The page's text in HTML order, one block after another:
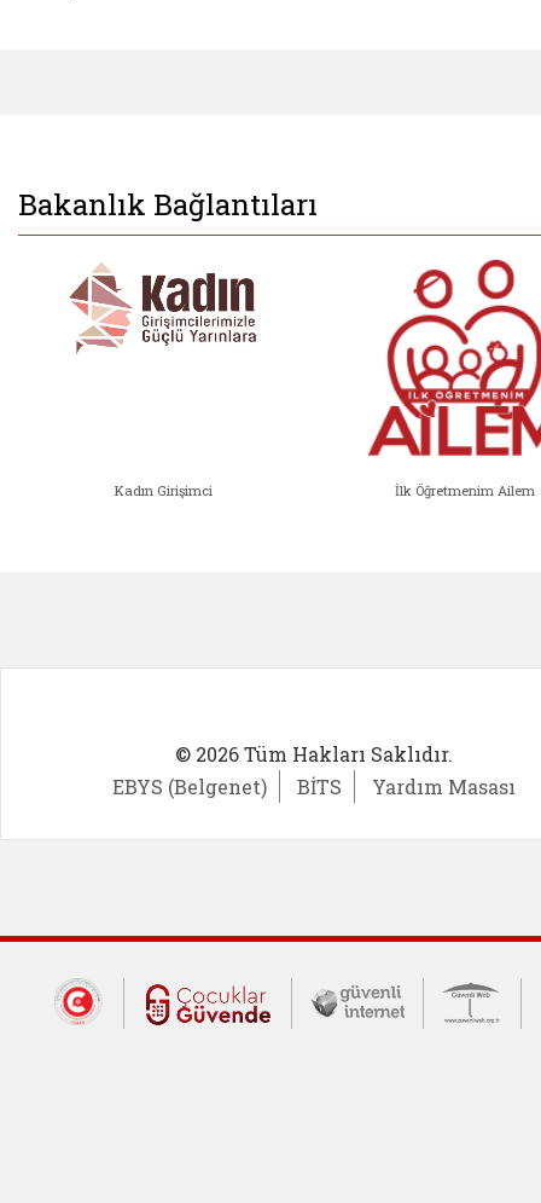
Bakanlık Bağlantıları
Kadın Girişimci İlk Öğretmenim Ailem
© 2026 Tüm Hakları Saklıdır.
EBYS (Belgenet)
BİTS Yardım Masası
Dış Bağlantılar
Cumhurbaşkanlığı İletişim Merkezi
Çocuklar Güvende (yeni
Güvenli